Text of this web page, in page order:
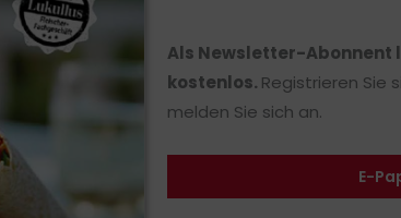
Als Newsletter-Abonnent
kostenlos. Registrieren Sie
melden Sie sich an.
E-